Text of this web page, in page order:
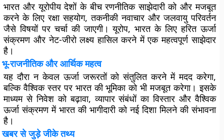
भारत और यूरोपीय देशों के बीच रणनीतिक साझेदारी को और मजबूत
करने के लिए रक्षा सहयोग, तकनीकी नवाचार और जलवायु परिवर्तन
जैसे विषयों पर चर्चा की जाएगी। यूरोप, भारत के लिए हरित ऊर्जा
संक्रमण और नेट-जीरो लक्ष्य हासिल करने में एक महत्वपूर्ण साझेदार
है।
भू-राजनीतिक और आर्थिक महत्व
यह दौरा न केवल ऊर्जा जरूरतों को संतुलित करने में मदद करेगा,
बल्कि वैश्विक स्तर पर भारत की भूमिका को भी मजबूत करेगा। इसके
माध्यम से निवेश को बढ़ावा, व्यापार संबंधों का विस्तार और वैश्विक
ऊर्जा संक्रमण में भारत की भागीदारी को नई दिशा मिलने की संभावना
है।
खबर से जुड़े जीके तथ्य